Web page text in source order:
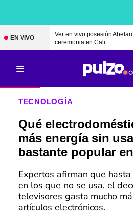
EN VIVO
Ver en vivo posesión
ceremonia en Cali
TECNOLOGÍA
Qué
más energía sin
bastante popular
Expertos afirman que
en los que no se usa, el
televisores gasta mucho
artículos electrónicos.